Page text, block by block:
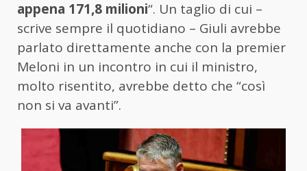
appena 171,8 milioni“. Un taglio di cui –
scrive sempre il quotidiano – Giuli avrebbe
parlato direttamente anche con la premier
Meloni in un incontro in cui il ministro,
molto risentito, avrebbe detto che “così
non si va avanti”.